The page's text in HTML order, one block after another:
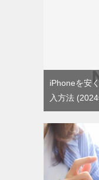
iPhoneを安
入方法